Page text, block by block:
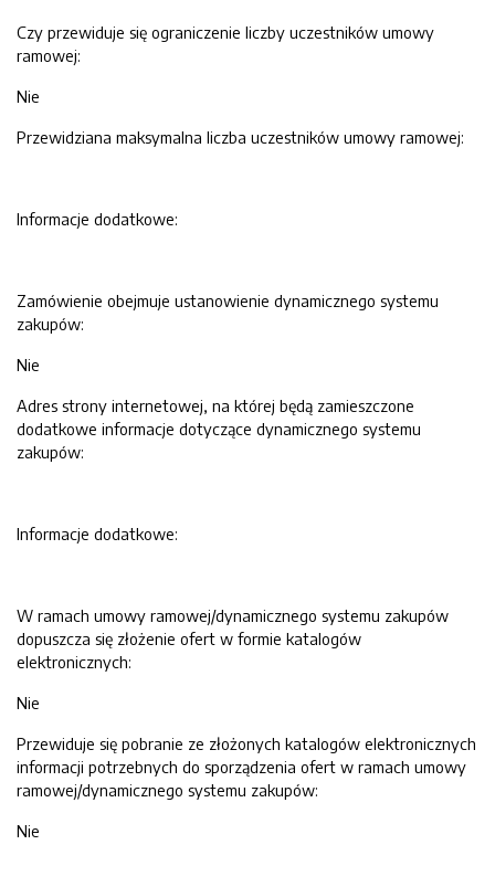
Czy przewiduje się ograniczenie liczby uczestników umowy
ramowej:
Nie
Przewidziana maksymalna liczba uczestników umowy ramowej:
Informacje dodatkowe:
Zamówienie obejmuje ustanowienie dynamicznego systemu
zakupów:
Nie
Adres strony internetowej, na której będą zamieszczone
dodatkowe informacje dotyczące dynamicznego systemu
zakupów:
Informacje dodatkowe:
W ramach umowy ramowej/dynamicznego systemu zakupów
dopuszcza się złożenie ofert w formie katalogów
elektronicznych:
Nie
Przewiduje się pobranie ze złożonych katalogów elektronicznych
informacji potrzebnych do sporządzenia ofert w ramach umowy
ramowej/dynamicznego systemu zakupów:
Nie